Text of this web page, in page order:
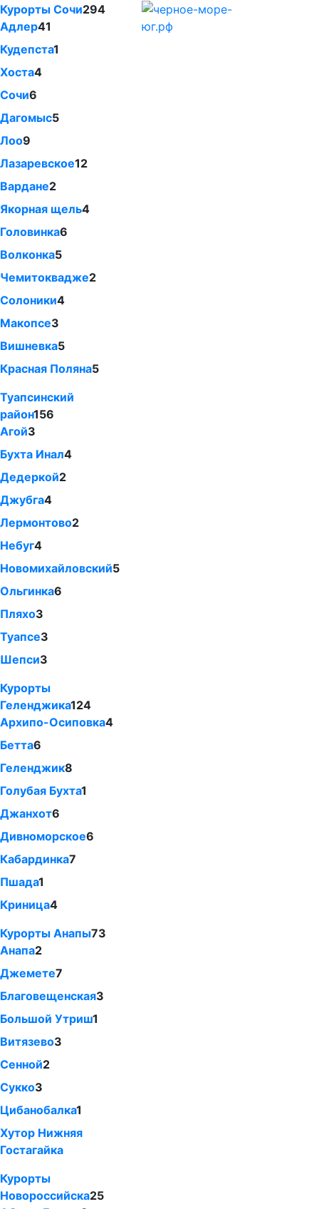
Курорты Сочи294
Адлер41
Кудепста1
Хоста4
Сочи6
Дагомыс5
Лоо9
Лазаревское12
Вардане2
Якорная щель4
Головинка6
Волконка5
Чемитоквадже2
Солоники4
Макопсе3
Вишневка5
Красная Поляна5
Туапсинский
район156
Агой3
Бухта Инал4
Дедеркой2
Джубга4
Лермонтово2
Небуг4
Новомихайловский5
Ольгинка6
Пляхо3
Туапсе3
Шепси3
Курорты
Геленджика124
Архипо-Осиповка4
Бетта6
Геленджик8
Голубая Бухта1
Джанхот6
Дивноморское6
Кабардинка7
Пшада1
Криница4
Курорты Анапы73
Анапа2
Джемете7
Благовещенская3
Большой Утриш1
Витязево3
Сенной2
Сукко3
Цибанобалка1
Хутор Нижняя
Гостагайка
Курорты
Новороссийска25